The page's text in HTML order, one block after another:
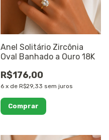
Anel Solitário Zircônia
Oval Banhado a Ouro 18K
R$176,00
6 x de R$29,33 sem juros
Comprar